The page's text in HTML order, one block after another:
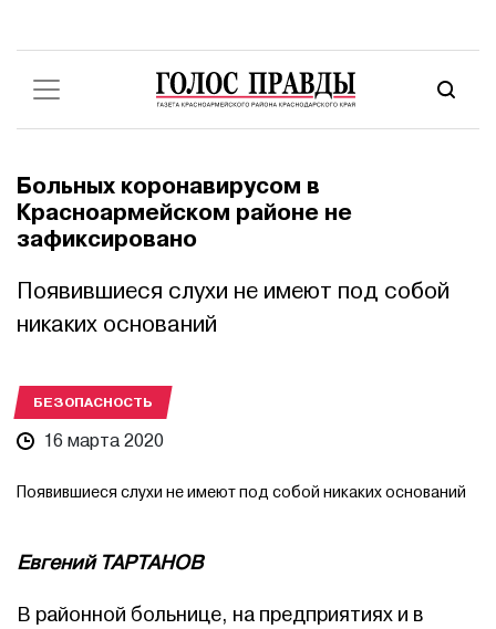
Больных коронавирусом в
Красноармейском районе не
зафиксировано
Появившиеся слухи не имеют под собой
никаких оснований
БЕЗОПАСНОСТЬ
16 марта 2020
Появившиеся слухи не имеют под собой никаких оснований
Евгений ТАРТАНОВ
В районной больнице, на предприятиях и в